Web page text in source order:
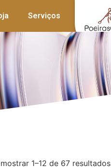
Serviços
1–12 de 67 resultados